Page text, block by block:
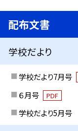
配布文書
学校だより
学校だより7月号
６月号
PDF
学校だより5月号